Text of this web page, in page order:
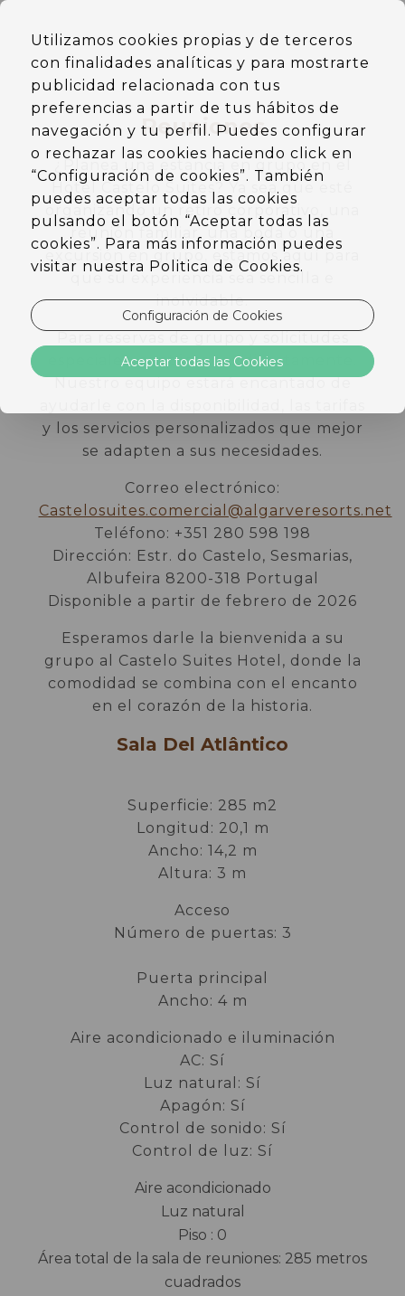
Reuniones
¿Planea una estancia en grupo en el
Hotel Castelo Suites? Ya sea que esté
organizando un retiro corporativo, una
reunión familiar, una boda o una
excursión en grupo, estamos aquí para
inolvidable.
especiales, contáctenos directamente.
y los servicios personalizados que mejor
se adapten a sus necesidades.
Correo electrónico:
Castelosuites.comercial@algarveresorts.net
Teléfono: +351 280 598 198
Dirección: Estr. do Castelo, Sesmarias,
Albufeira 8200-318 Portugal
Disponible a partir de febrero de 2026
Esperamos darle la bienvenida a su
grupo al Castelo Suites Hotel, donde la
comodidad se combina con el encanto
en el corazón de la historia.
Sala Del Atlântico
Superficie: 285 m2
Longitud: 20,1 m
Ancho: 14,2 m
Altura: 3 m
Acceso
Número de puertas: 3
Puerta principal
Ancho: 4 m
Aire acondicionado e iluminación
AC: Sí
Luz natural: Sí
Apagón: Sí
Control de sonido: Sí
Control de luz: Sí
Aire acondicionado
Luz natural
Piso : 0
Área total de la sala de reuniones: 285 metros
cuadrados
Utilizamos cookies propias y de terceros
con finalidades analíticas y para mostrarte
publicidad relacionada con tus
preferencias a partir de tus hábitos de
navegación y tu perfil. Puedes configurar
o rechazar las cookies haciendo click en
“Configuración de cookies”. También
puedes aceptar todas las cookies
pulsando el botón “Aceptar todas las
cookies”. Para más información puedes
visitar nuestra Politica de Cookies.
Configuración de Cookies
Aceptar todas las Cookies